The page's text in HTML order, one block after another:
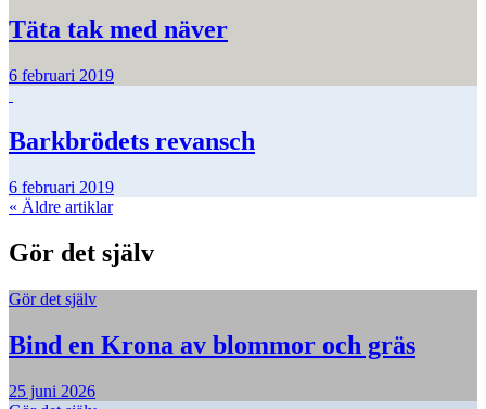
Täta tak med näver
6 februari 2019
Barkbrödets revansch
6 februari 2019
« Äldre artiklar
Gör det själv
Gör det själv
Bind en Krona av blommor och gräs
25 juni 2026